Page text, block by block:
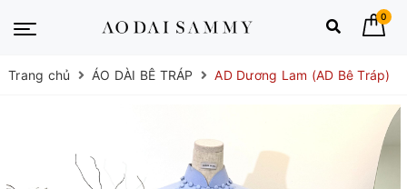
0
Trang chủ ÁO DÀI BÊ TRÁP AD Dương Lam (AD Bê Tráp)